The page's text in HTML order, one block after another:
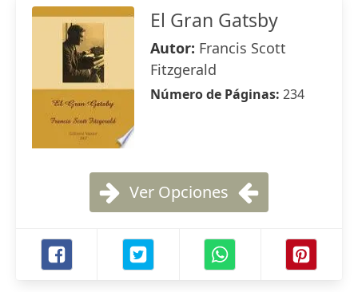
El Gran Gatsby
Autor: Francis Scott
Fitzgerald
Número de Páginas: 234
Ver Opciones